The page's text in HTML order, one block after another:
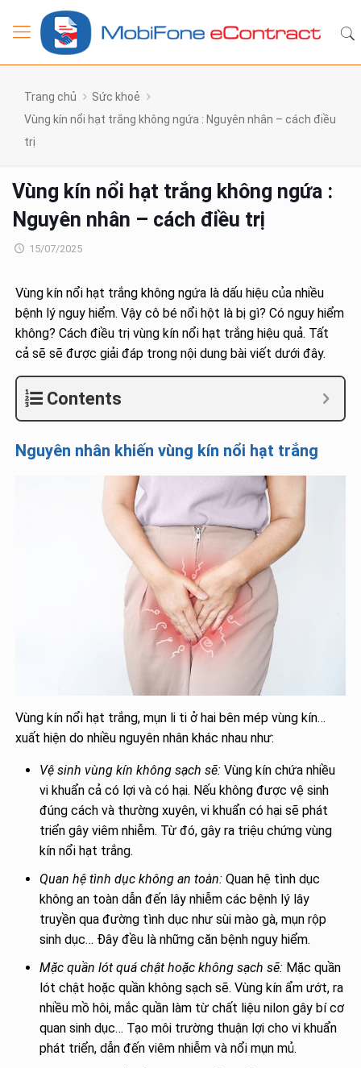
Trang chủ
Sức khoẻ
Vùng kín nổi hạt trắng không ngứa : Nguyên nhân – cách điều
trị
Vùng kín nổi hạt trắng không ngứa :
Nguyên nhân – cách điều trị
15/07/2025
Vùng kín nổi hạt trắng không ngứa là dấu hiệu của nhiều
bệnh lý nguy hiểm. Vậy cô bé nổi hột là bị gì? Có nguy hiểm
không? Cách điều trị vùng kín nổi hạt trắng hiệu quả. Tất
cả sẽ sẽ được giải đáp trong nội dung bài viết dưới đây.
Contents
Nguyên nhân khiến vùng kín nổi hạt trắng
Vùng kín nổi hạt trắng, mụn li ti ở hai bên mép vùng kín…
xuất hiện do nhiều nguyên nhân khác nhau như:
Vệ sinh vùng kín không sạch sẽ: Vùng kín chứa nhiều
vi khuẩn cả có lợi và có hại. Nếu không được vệ sinh
đúng cách và thường xuyên, vi khuẩn có hại sẽ phát
triển gây viêm nhiễm. Từ đó, gây ra triệu chứng vùng
kín nổi hạt trắng.
Quan hệ tình dục không an toàn: Quan hệ tình dục
không an toàn dẫn đến lây nhiễm các bệnh lý lây
truyền qua đường tình dục như sùi mào gà, mụn rộp
sinh dục… Đây đều là những căn bệnh nguy hiểm.
Mặc quần lót quá chật hoặc không sạch sẽ: Mặc quần
lót chật hoặc quần không sạch sẽ. Vùng kín ẩm ướt, ra
nhiều mồ hôi, mắc quần làm từ chất liệu nilon gây bí cơ
quan sinh dục… Tạo môi trường thuận lợi cho vi khuẩn
phát triển, dẫn đến viêm nhiễm và nổi mụn mủ.